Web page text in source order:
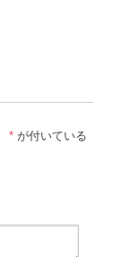
* が付いている